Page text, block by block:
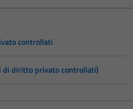
controllati
di diritto privato controllati)